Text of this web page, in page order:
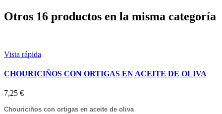
Otros 16 productos en la misma categoría
Vista rápida
CHOURICIÑOS CON ORTIGAS EN ACEITE DE OLIVA
7,25 €
Chouriciños con ortigas en aceite de oliva